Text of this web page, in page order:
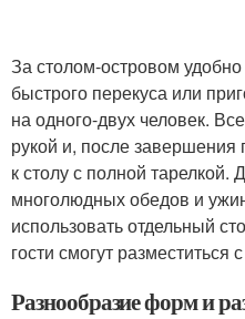
За столом-островом
быстрого перекуса или
на одного-двух человек.
рукой и, после завершения
к столу с полной тарелкой.
многолюдных обедов и
использовать отдельный
гости смогут
Разнообразие форм и